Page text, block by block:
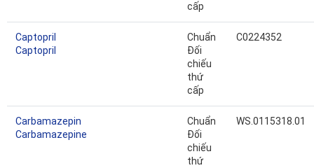
cấp
Captopril
Captopril
Chuẩn
Đối
chiếu
thứ
cấp
C0224352
Carbamazepin
Carbamazepine
Chuẩn
Đối
chiếu
thứ
WS.0115318.01